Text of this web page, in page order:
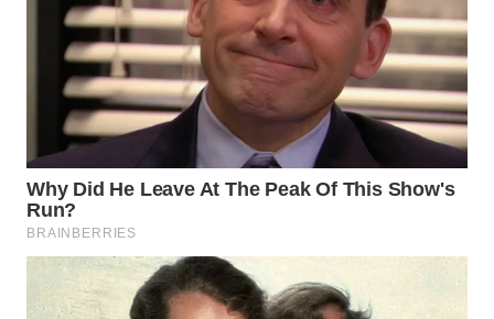
WN DELI
SERDANG
WN
TEBING
TINGGI
WN
PAKPAK
KARAWANG